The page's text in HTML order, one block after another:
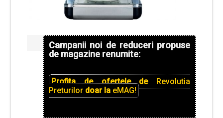
Campanii noi de reduceri propuse
de magazine renumite:
Profita de ofertele de Revolutia
Preturilor doar la eMAG!